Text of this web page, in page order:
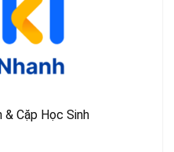
& Cặp Học Sinh